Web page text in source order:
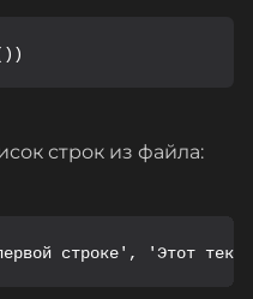
строк из файла:
строке', 'Этот